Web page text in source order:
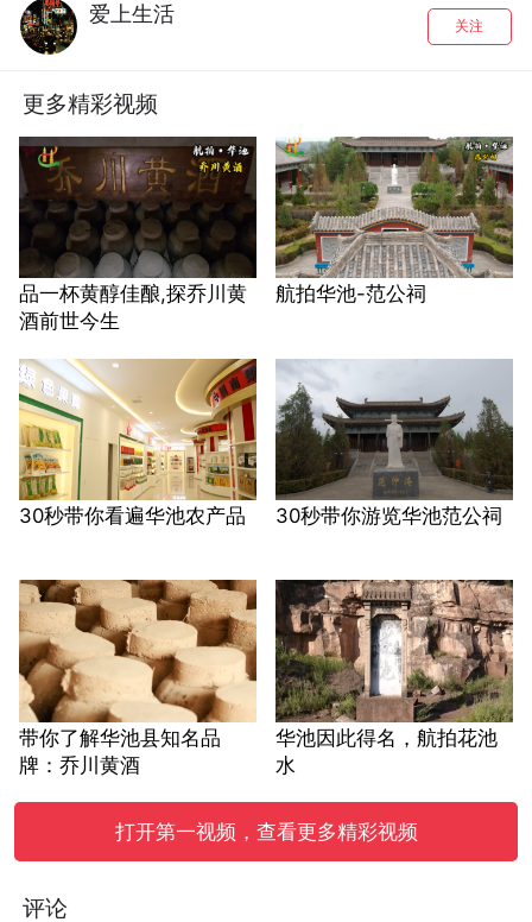
爱上生活 关注
更多精彩视频
品一杯黄醇佳酿,探乔川黄
酒前世今生
航拍华池-范公祠
30秒带你看遍华池农产品 30秒带你游览华池范公祠
带你了解华池县知名品
牌：乔川黄酒
华池因此得名，航拍花池
水
打开第一视频，查看更多精彩视频
评论